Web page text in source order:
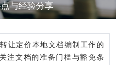
与经验分享
让定价本地文档编制工作的
注文档的准备门槛与豁免条